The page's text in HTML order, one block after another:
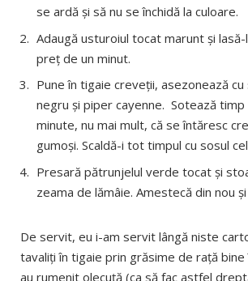
se ardă și să nu se închidă la culoare.
Adaugă usturoiul tocat marunt și
preț de un minut.
Pune în tigaie creveții, asezonează
negru și piper cayenne. Sotează
minute, nu mai mult, că se întăresc
gumoși. Scaldă-i tot timpul cu sosul
Presară pătrunjelul verde tocat și
zeama de lămâie. Amestecă din nou
De servit, eu i-am servit lângă niste
tavaliți în tigaie prin grăsime de rață bine
au rumenit olecuță (ca să fac astfel